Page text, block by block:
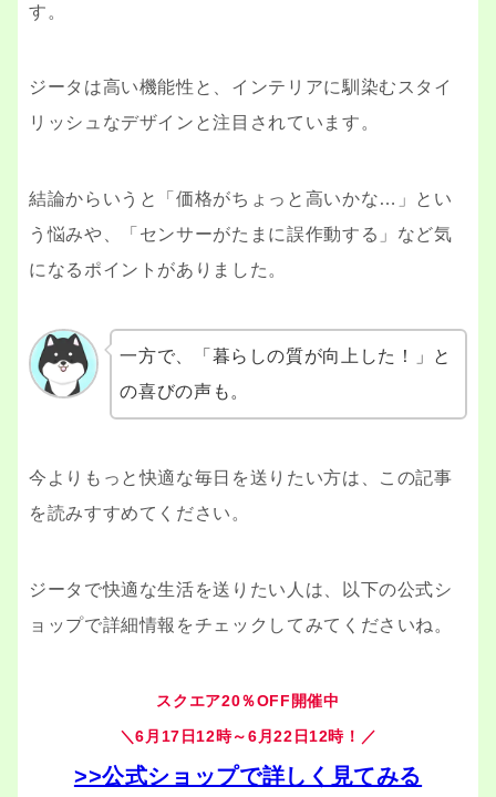
す。
ジータは高い機能性と、インテリアに馴染むスタイ
リッシュなデザインと注目されています。
結論からいうと「価格がちょっと高いかな…」とい
う悩みや、「センサーがたまに誤作動する」など気
になるポイントがありました。
一方で、「暮らしの質が向上した！」と
の喜びの声も。
今よりもっと快適な毎日を送りたい方は、この記事
を読みすすめてください。
ジータで快適な生活を送りたい人は、以下の公式シ
ョップで詳細情報をチェックしてみてくださいね。
スクエア20％OFF開催中
＼6月17日12時～6月22日12時！／
>>公式ショップで詳しく見てみる